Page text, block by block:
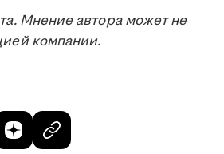
Мнение автора может не
компании.